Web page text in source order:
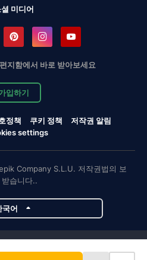
미디어
지함에서 바로 받아보세요
입하기
정책 쿠키 정책
저작권 알림
settings
Company S.L.U. 저작권법의 보
받습니다..
국어